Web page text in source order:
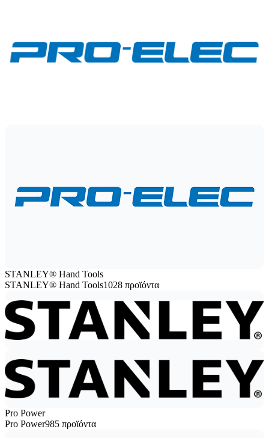
STANLEY® Hand Tools
STANLEY® Hand Tools1028 προϊόντα
Pro Power
Pro Power985 προϊόντα